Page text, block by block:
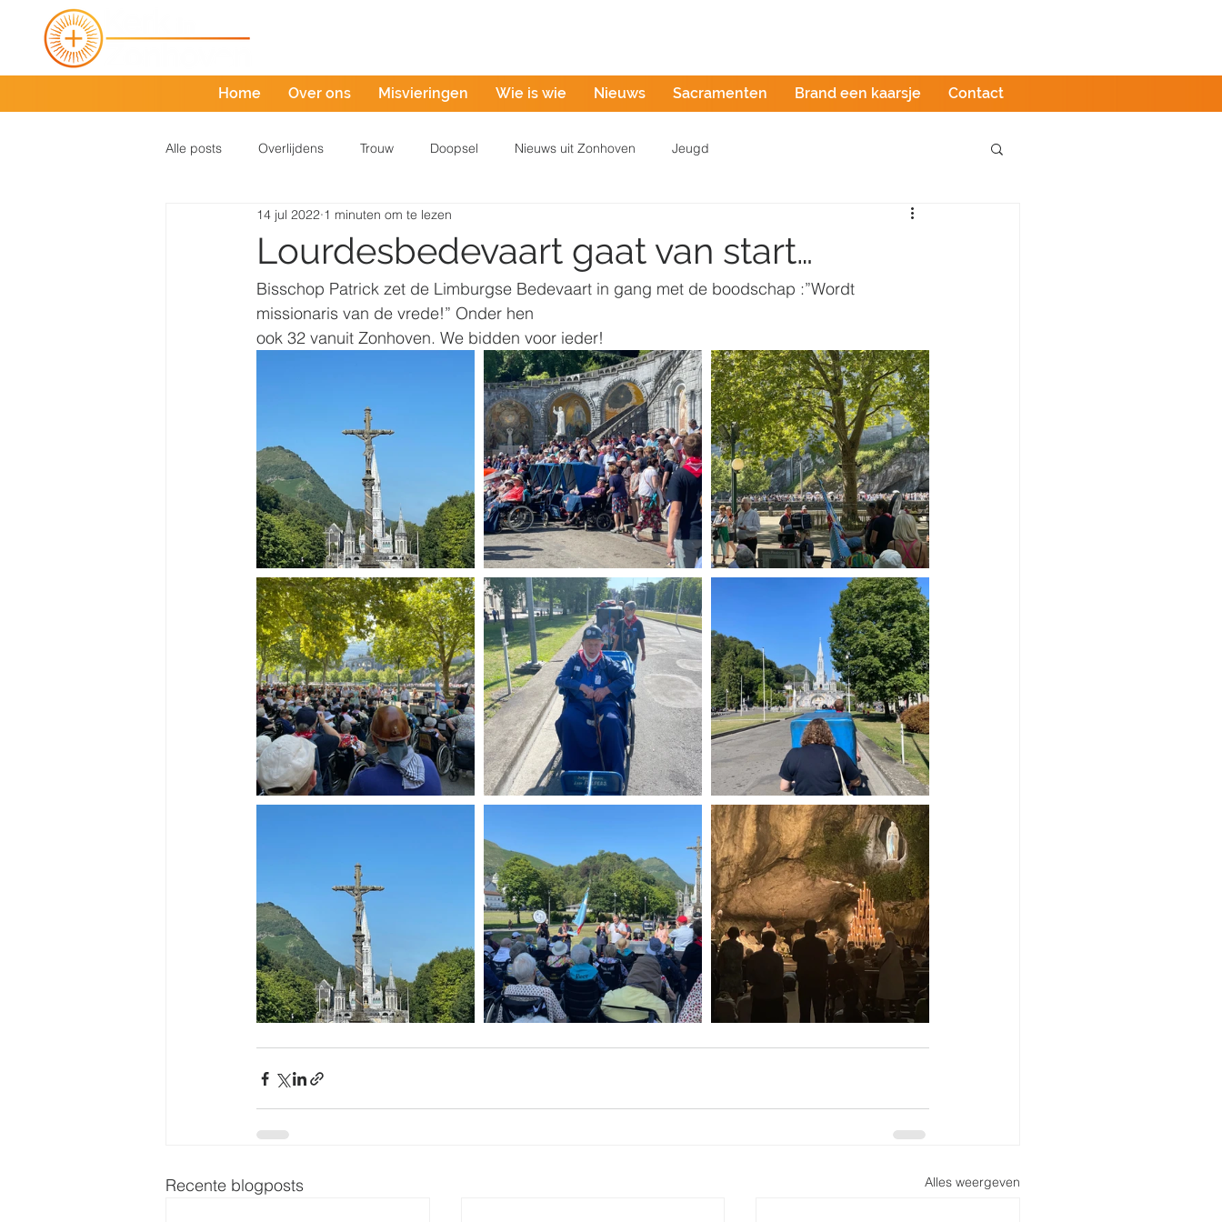
Home Over ons Misvieringen Wie is wie Nieuws Sacramenten Brand een kaarsje Contact
Alle posts Overlijdens Trouw Doopsel Nieuws uit Zonhoven Jeugd
Lourdesbedevaart gaat van start…
14 jul 2022 1 minuten om te lezen
Bisschop Patrick zet de Limburgse Bedevaart in gang met de boodschap :”Wordt
missionaris van de vrede!” Onder hen
ook 32 vanuit Zonhoven. We bidden voor ieder!
Recente blogposts Alles weergeven